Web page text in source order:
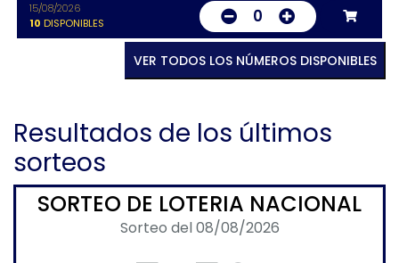
15/08/2026
10 DISPONIBLES 0
VER TODOS LOS NÚMEROS DISPONIBLES
Resultados de los últimos
sorteos
SORTEO DE LOTERIA NACIONAL
Sorteo del 08/08/2026